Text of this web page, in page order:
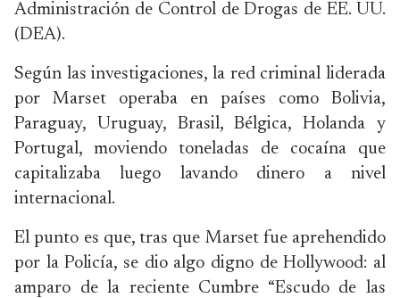
Administración de Control de Drogas de EE. UU.
(DEA).
Según las investigaciones, la red criminal liderada
por Marset operaba en países como Bolivia,
Paraguay, Uruguay, Brasil, Bélgica, Holanda y
Portugal, moviendo toneladas de cocaína que
capitalizaba luego lavando dinero a nivel
internacional.
El punto es que, tras que Marset fue aprehendido
por la Policía, se dio algo digno de Hollywood: al
amparo de la reciente Cumbre “Escudo de las